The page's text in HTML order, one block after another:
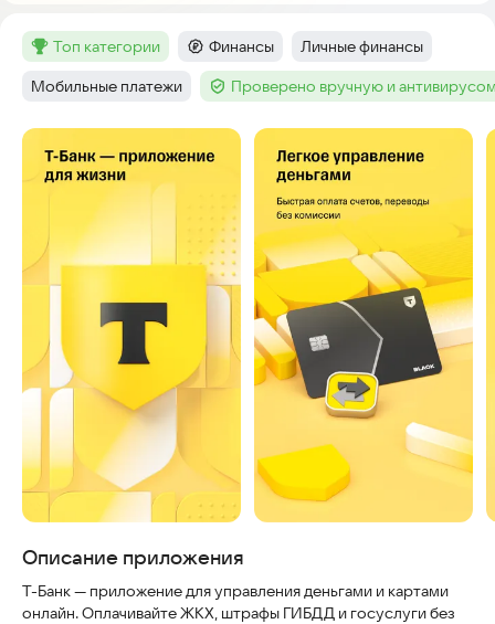
Метка:
топ категории Категория:
Финансы Тег:
Личные финансы
Тег:
Мобильные платежи Тег :Проверено вручную и
Скриншоты
Описание приложения
Т-Банк — приложение для управления деньгами и картами
онлайн. Оплачивайте ЖКХ, штрафы ГИБДД и госуслуги без